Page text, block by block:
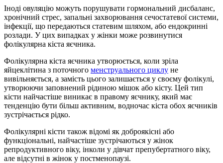
Іноді овуляцію можуть порушувати гормональний дисбаланс,
хронічний стрес, запальні захворювання сечостатевої системи,
інфекції, що передаються статевим шляхом, або ендокринні
розлади. У цих випадках у жінки може розвинутися
фолікулярна кіста яєчника.
Фолікулярна кіста яєчника утворюється, коли зріла
яйцеклітина з поточного менструального циклу не
вивільняється, а замість цього залишається у своєму фолікулі,
утворюючи заповнений рідиною мішок або кісту. Цей тип
кісти найчастіше виникає в правому яєчнику, який має
тенденцію бути більш активним, водночас кіста обох яєчників
зустрічається рідко.
Фолікулярні кісти також відомі як доброякісні або
функціональні, найчастіше зустрічаються у жінок
репродуктивного віку, інколи у дівчат препубертатного віку,
але відсутні в жінок у постменопаузі.